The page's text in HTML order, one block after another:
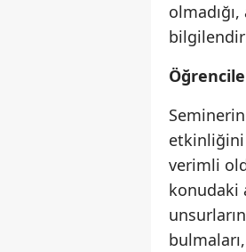
etkinliğini
verimli
konudaki